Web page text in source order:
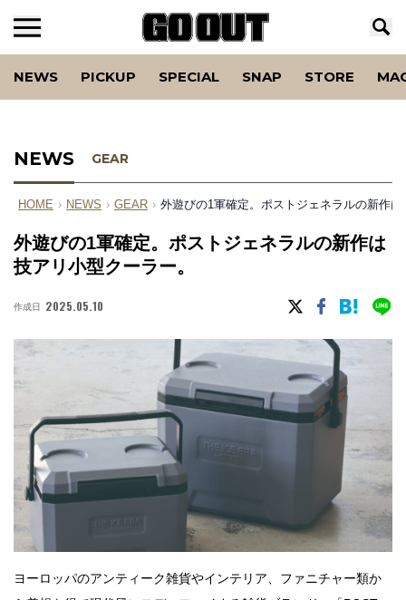
NEWS PICKUP SPECIAL SNAP STORE
NEWS GEAR
HOME › NEWS › GEAR › 外遊びの1軍確定。ポストジェネラルの新作
外遊びの1軍確定。ポストジェネラルの新作は
技アリ小型クーラー。
作成日 2025.05.10
ヨーロッパのアンティーク雑貨やインテリア、ファニチャー類か